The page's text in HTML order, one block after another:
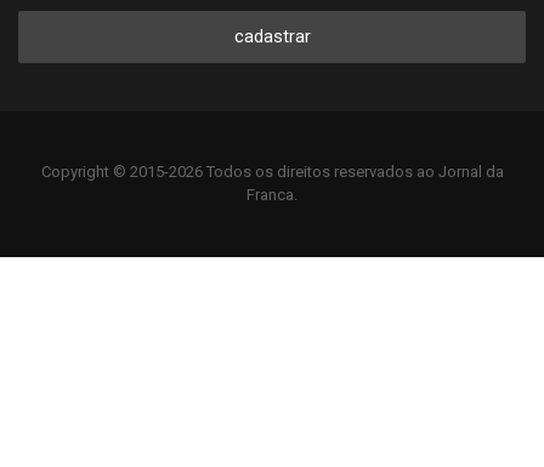
cadastrar
Copyright © 2015-2026 Todos os direitos reservados ao Jornal da
Franca.